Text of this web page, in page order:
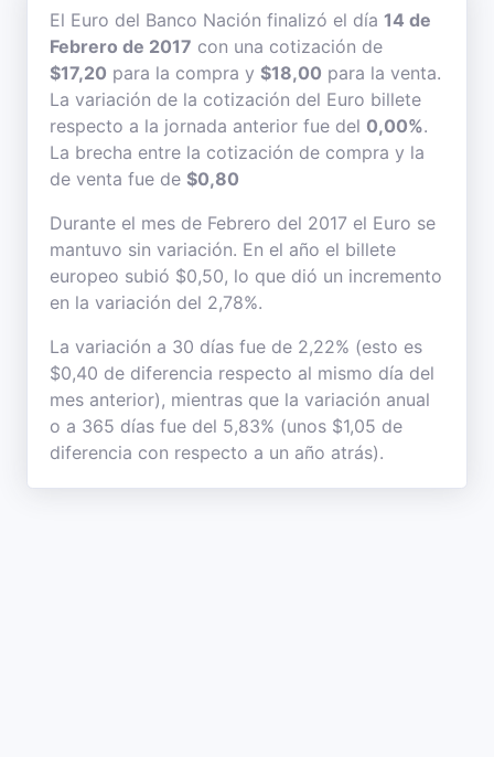
El Euro del Banco Nación finalizó el día 14 de
Febrero de 2017 con una cotización de
$17,20 para la compra y $18,00 para la venta.
La variación de la cotización del Euro billete
respecto a la jornada anterior fue del 0,00%.
La brecha entre la cotización de compra y la
de venta fue de $0,80
Durante el mes de Febrero del 2017 el Euro se
mantuvo sin variación. En el año el billete
europeo subió $0,50, lo que dió un incremento
en la variación del 2,78%.
La variación a 30 días fue de 2,22% (esto es
$0,40 de diferencia respecto al mismo día del
mes anterior), mientras que la variación anual
o a 365 días fue del 5,83% (unos $1,05 de
diferencia con respecto a un año atrás).